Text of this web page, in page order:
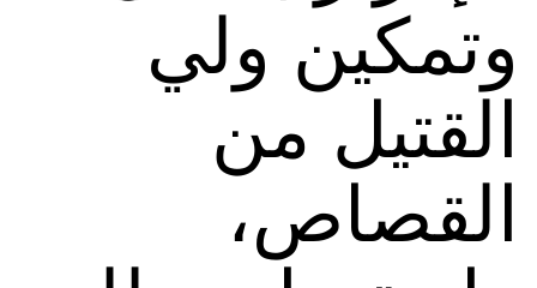
وتمكين ولي
القتيل من
القصاص،